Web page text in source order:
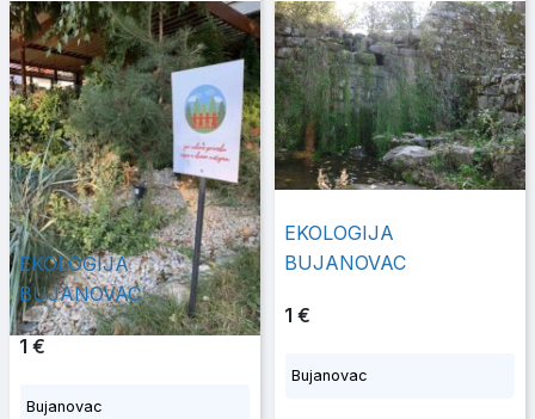
EKOLOGIJA
BUJANOVAC
1 €
Bujanovac
EKOLOGIJA
BUJANOVAC
1 €
Bujanovac